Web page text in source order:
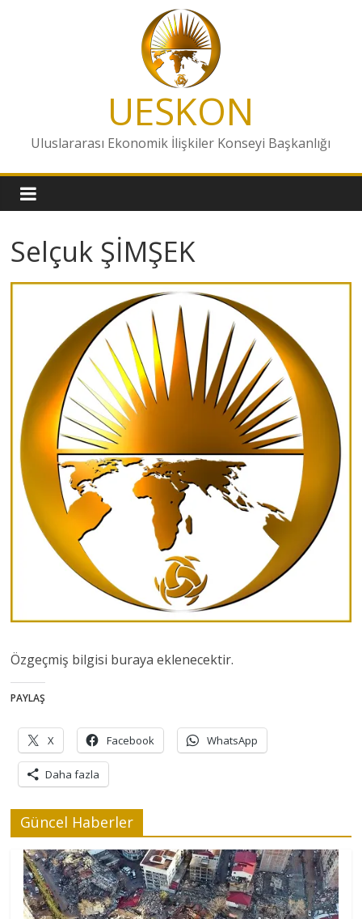
UESKON
Uluslararası Ekonomik İlişkiler Konseyi Başkanlığı
Selçuk ŞİMŞEK
Özgeçmiş bilgisi buraya eklenecektir.
PAYLAŞ
X Facebook WhatsApp
Daha fazla
Güncel Haberler